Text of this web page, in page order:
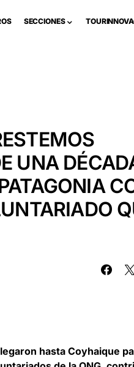
SECCIONES
UNA
hasta Coyhaique